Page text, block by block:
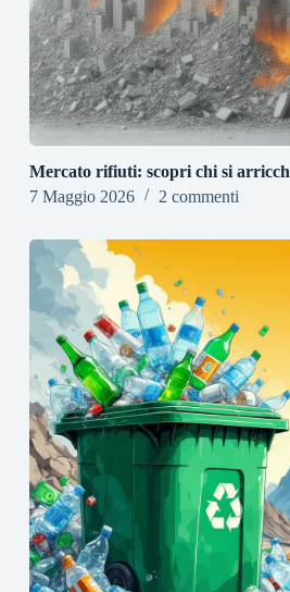
Mercato rifiuti: scopri chi si
7 Maggio 2026
2 commenti